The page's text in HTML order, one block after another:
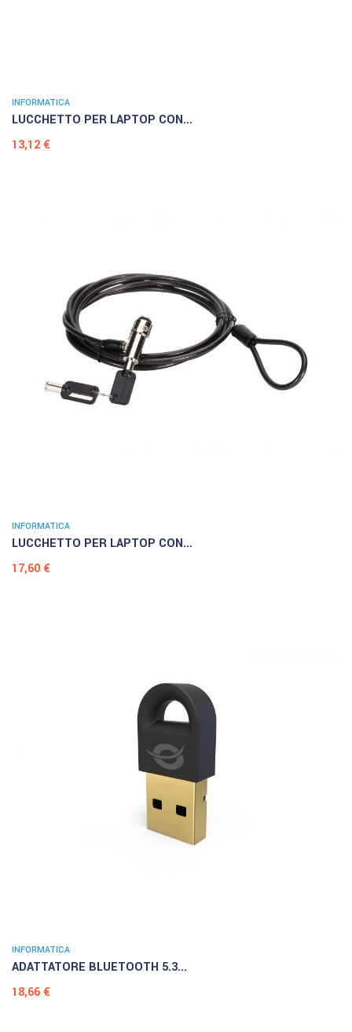
INFORMATICA
LUCCHETTO PER LAPTOP CON...
Prezzo
13,12 €
INFORMATICA
LUCCHETTO PER LAPTOP CON...
Prezzo
17,60 €
INFORMATICA
ADATTATORE BLUETOOTH 5.3...
Prezzo
18,66 €